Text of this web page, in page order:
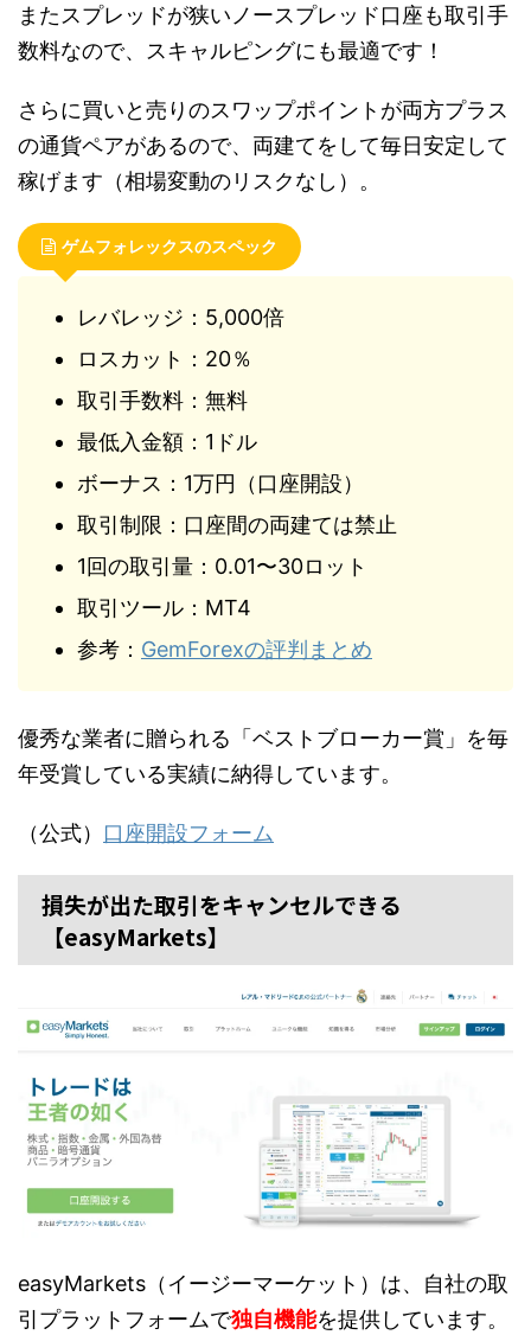
またスプレッドが狭いノースプレッド口座も取引手
数料なので、スキャルピングにも最適です！
さらに買いと売りのスワップポイントが両方プラス
の通貨ペアがあるので、両建てをして毎日安定して
稼げます（相場変動のリスクなし）。
ゲムフォレックスのスペック
レバレッジ：5,000倍
ロスカット：20％
取引手数料：無料
最低入金額：1ドル
ボーナス：1万円（口座開設）
取引制限：口座間の両建ては禁止
1回の取引量：0.01〜30ロット
取引ツール：MT4
参考： GemForexの評判まとめ
優秀な業者に贈られる「ベストブローカー賞」を毎
年受賞している実績に納得しています。
（公式） 口座開設フォーム
損失が出た取引をキャンセルできる
【easyMarkets】
easyMarkets（イージーマーケット）は、自社の取
引プラットフォームで独自機能を提供しています。